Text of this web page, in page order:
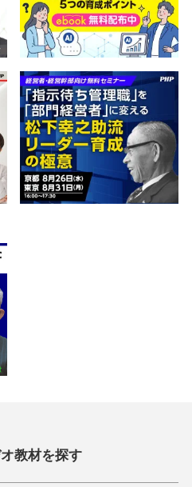
教材を探す